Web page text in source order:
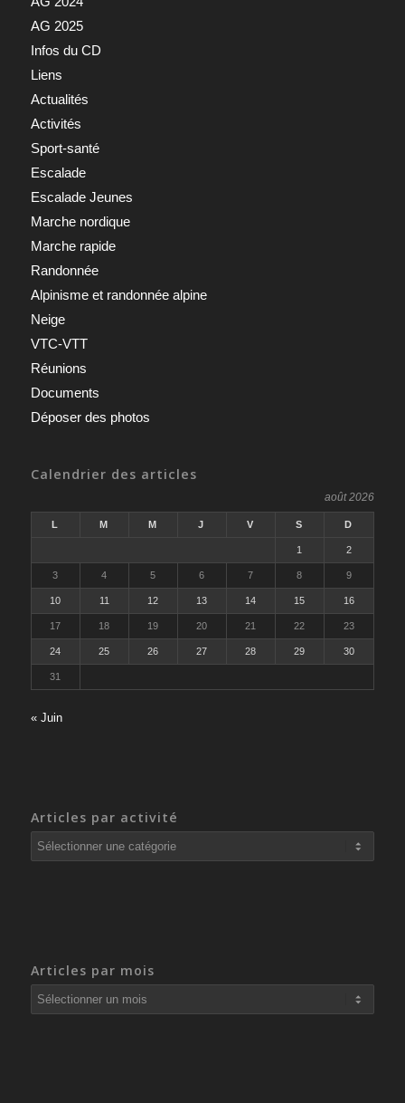
AG 2025
Infos du CD
Liens
Actualités
Activités
Sport-santé
Escalade
Escalade Jeunes
Marche nordique
Marche rapide
Randonnée
Alpinisme et randonnée alpine
Neige
VTC-VTT
Réunions
Documents
Déposer des photos
Calendrier des articles
août 2026
L M M J V S D
1 2
3 4 5 6 7 8 9
10 11 12 13 14 15 16
17 18 19 20 21 22 23
24 25 26 27 28 29 30
31
« Juin
Articles par activité
Articles
par
Articles par mois